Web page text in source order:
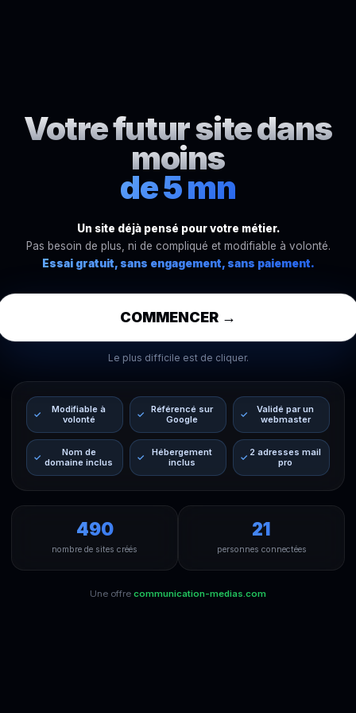
Votre futur site dans
moins
de 5 mn
Un site déjà pensé pour votre métier.
Pas besoin de plus, ni de compliqué et modifiable à volonté.
Essai gratuit, sans engagement, sans paiement.
COMMENCER →
Le plus difficile est de cliquer.
Modifiable à
volonté
Référencé sur
Google
Validé par un
webmaster
Nom de
domaine inclus
Hébergement
inclus
2 adresses mail
pro
490
nombre de sites créés
21
personnes connectées
Une offre communication-medias.com